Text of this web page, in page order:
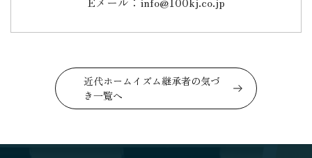
近代ホームイズム継承者の気づ
き一覧へ